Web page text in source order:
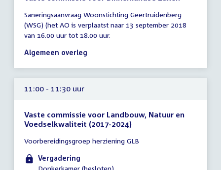
vergadering
10:30
-
12:30
uur
Saneringsaanvraag Woonstichting Geertruidenberg
(WSG) (het AO is verplaatst naar 13 september 2018
van 16.00 uur tot 18.00 uur.
Algemeen overleg
11:00 - 11:30 uur
Vaste commissie voor Landbouw, Natuur en
Voedselkwaliteit (2017-2024)
vergadering
11:00
-
Voorbereidingsgroep herziening GLB
Vergadering
Donkerkamer (besloten)